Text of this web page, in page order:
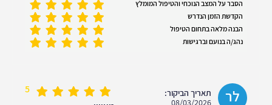
הסבר על המצב הנוכחי והטיפול המומלץ
הקדשת הזמן הנדרש
הבנה מלאה בתחום הטיפול
נהג/ה בנועם וברגישות
לר
תאריך הביקור:
08/03/2026
5